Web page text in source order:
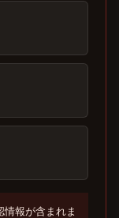
報が含まれま